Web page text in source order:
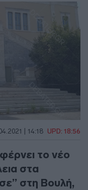
| 14:18 UPD: 18:56
το νέο
στα
στη Βουλή,